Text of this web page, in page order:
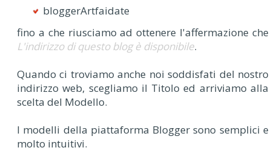
bloggerArtfaidate
fino a che riusciamo ad ottenere l'affermazione che
L'indirizzo di questo blog è disponibile.
Quando ci troviamo anche noi soddisfati del nostro
indirizzo web, scegliamo il Titolo ed arriviamo alla
scelta del Modello.
I modelli della piattaforma Blogger sono semplici e
molto intuitivi.